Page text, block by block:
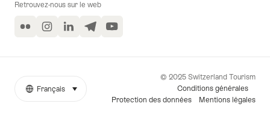
Retrouvez-nous sur le web
Flickr InstagramLinkedInTelegramYouTube
More
© 2025 Switzerland Tourism
Conditions générales
Protection des données
Mentions légales
Langue
Français sélectionner (cliquer pour afficher)